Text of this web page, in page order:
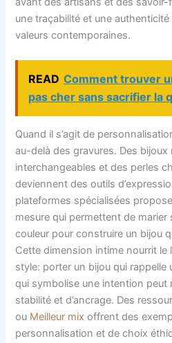
une traçabilité et une
valeurs contemporaines.
READ Comment trouver
pas cher sans sacrifier la
Quand il s’agit de
au-delà des gravures. Des
interchangeables et des perles
deviennent des outils
plateformes spécialisées
mesure qui permettent de
couleur pour construire un bijou
Cette dimension intime nourrit le
style: porter un bijou qui rappelle
qui symbolise une intention peut
stabilité et d’ancrage. Des
ou Meilleur mix offrent des
personnalisation et de choix